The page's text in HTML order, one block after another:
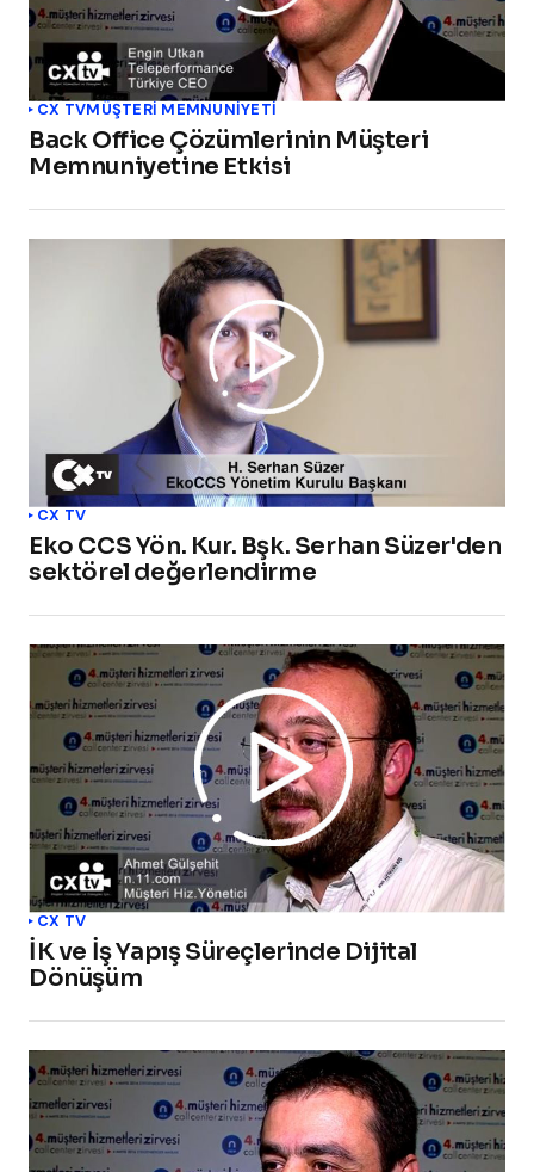
CX TVMÜŞTERI MEMNUNIYETI
Back Office Çözümlerinin Müşteri
Memnuniyetine Etkisi
CX TV
Eko CCS Yön. Kur. Bşk. Serhan Süzer'den
sektörel değerlendirme
CX TV
İK ve İş Yapış Süreçlerinde Dijital
Dönüşüm